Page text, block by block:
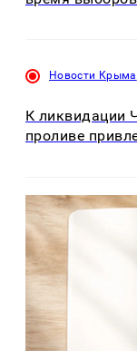
Новости Крыма
К ликвидации
проливе